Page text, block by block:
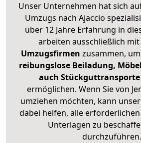
Unser Unternehmen hat sich
Umzugs nach Ajaccio
über 12 Jahre Erfahrung in
arbeiten ausschließlich mit
Umzugsfirmen zusammen,
reibungslose Beiladung,
auch Stückguttransporte
ermöglichen. Wenn Sie von
umziehen möchten, kann
dabei helfen, alle
Unterlagen zu
durchzuführen.